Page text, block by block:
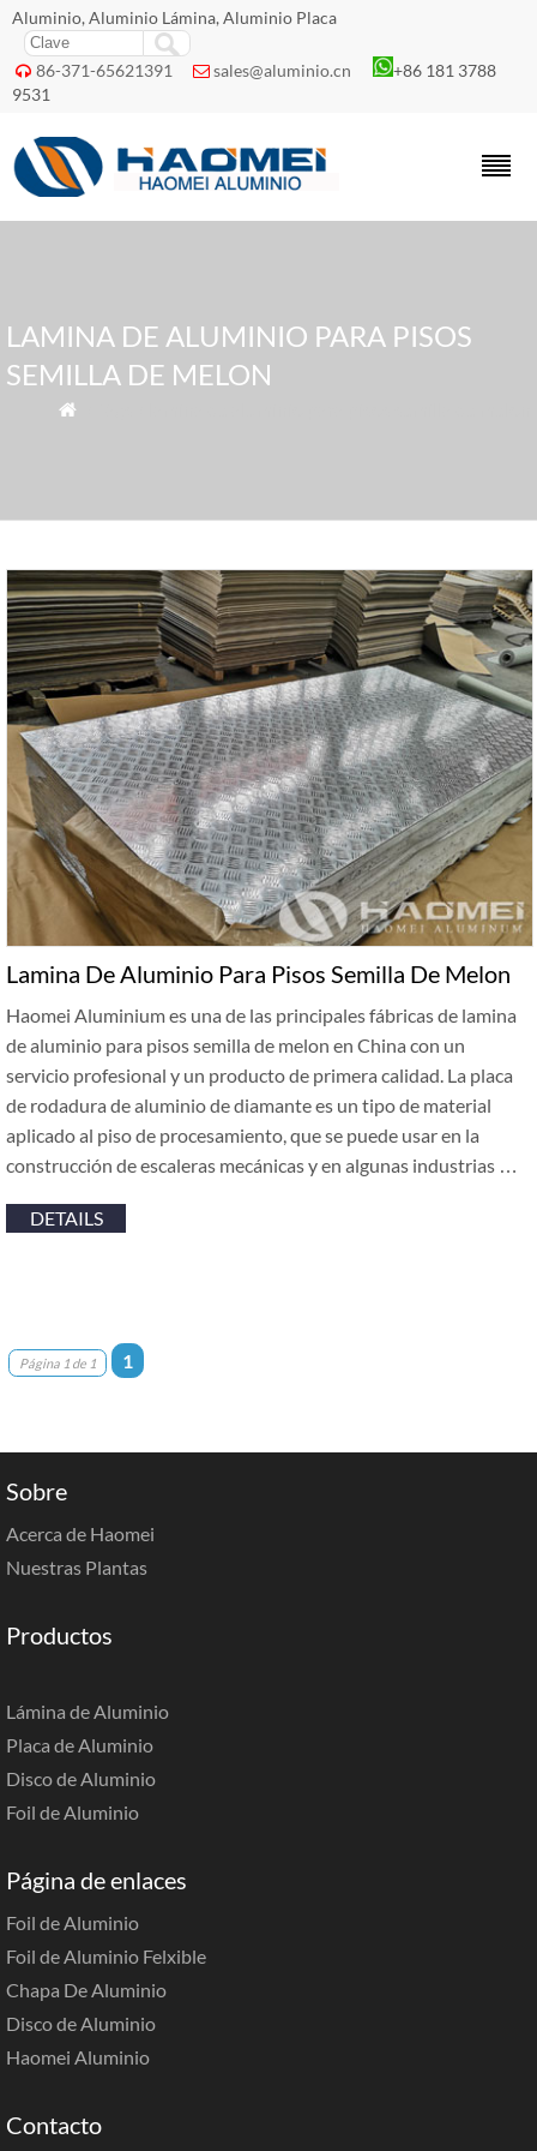
Aluminio, Aluminio Lámina, Aluminio Placa
 86-371-65621391  sales@aluminio.cn
+86 181 3788
9531
LAMINA DE ALUMINIO PARA PISOS
SEMILLA DE MELON

Lamina De Aluminio Para Pisos Semilla De Melon
Haomei Aluminium es una de las principales fábricas de lamina
de aluminio para pisos semilla de melon en China con un
servicio profesional y un producto de primera calidad. La placa
de rodadura de aluminio de diamante es un tipo de material
aplicado al piso de procesamiento, que se puede usar en la
construcción de escaleras mecánicas y en algunas industrias …
DETAILS
Página 1 de 1 1
Sobre
Acerca de Haomei
Nuestras Plantas
Productos
Lámina de Aluminio
Placa de Aluminio
Disco de Aluminio
Foil de Aluminio
Página de enlaces
Foil de Aluminio
Foil de Aluminio Felxible
Chapa De Aluminio
Disco de Aluminio
Haomei Aluminio
Contacto